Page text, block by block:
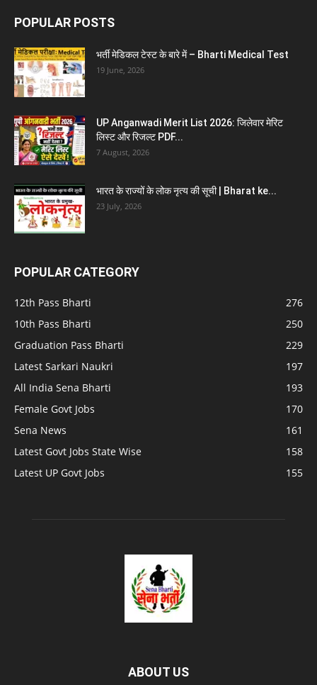
POPULAR POSTS
भर्ती मेडिकल टेस्ट के बारे में – Bharti Medical Test
19 June, 2026
UP Anganwadi Merit List 2026: जिलेवार मेरिट
लिस्ट और रिजल्ट PDF...
7 August, 2026
भारत के राज्यों के लोक नृत्य की सूची | Bharat ke...
23 July, 2026
POPULAR CATEGORY
12th Pass Bharti
276
10th Pass Bharti
250
Graduation Pass Bharti
229
Latest Sarkari Naukri
197
All India Sena Bharti
193
Female Govt Jobs
170
Sena News
161
Latest Govt Jobs State Wise
158
Latest UP Govt Jobs
155
ABOUT US